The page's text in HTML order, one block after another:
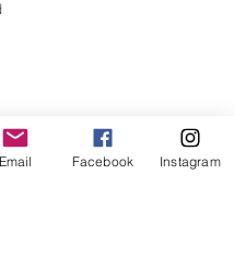
Email Facebook Instagram